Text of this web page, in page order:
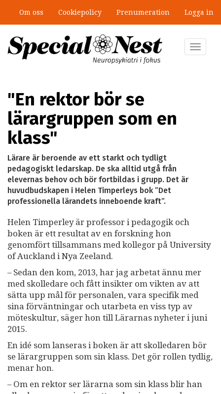
huvudinnehåll
Om oss Cookiepolicy Prenumeration Logga in
Toggle
"En rektor bör se
lärargruppen som en
klass"
Lärare är beroende av ett starkt och tydligt
pedagogiskt ledarskap. De ska alltid utgå från
elevernas behov och bör fortbildas i grupp. Det är
huvudbudskapen i Helen Timperleys bok ”Det
professionella lärandets inneboende kraft”.
Helen Timperley är professor i pedagogik och
boken är ett resultat av en forskning hon
genomfört tillsammans med kollegor på University
of Auckland i Nya Zeeland.
– Sedan den kom, 2013, har jag arbetat ännu mer
med skolledare och fått insikter om vikten av att
sätta upp mål för personalen, vara specifik med
sina förväntningar och utarbeta en viss typ av
möteskultur, säger hon till Lärarnas nyheter i juni
2015.
En idé som lanseras i boken är att skolledaren bör
se lärargruppen som sin klass. Det gör rollen tydlig,
menar hon.
– Om en rektor ser lärarna som sin klass blir han
”Jobbet gick bra – just därför togs
stödet bort”